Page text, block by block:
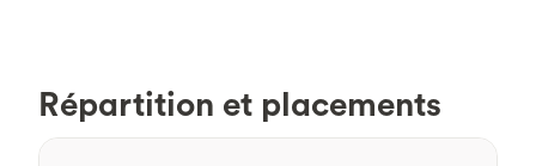
Répartition et placements